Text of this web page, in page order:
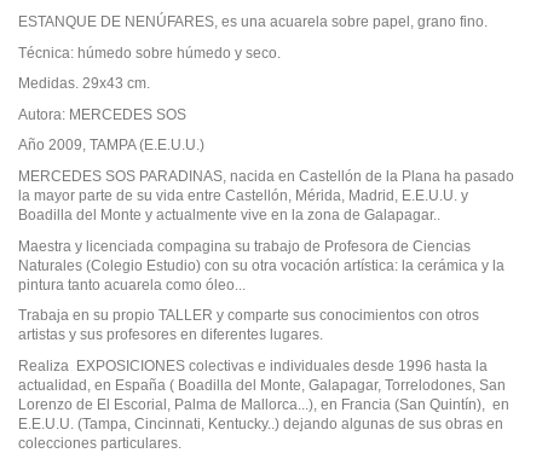
ESTANQUE DE NENÚFARES, es una acuarela sobre papel, grano fino.
Técnica: húmedo sobre húmedo y seco.
Medidas. 29x43 cm.
Autora: MERCEDES SOS
Año 2009, TAMPA (E.E.U.U.)
MERCEDES SOS PARADINAS, nacida en Castellón de la Plana ha pasado
la mayor parte de su vida entre Castellón, Mérida, Madrid, E.E.U.U. y
Boadilla del Monte y actualmente vive en la zona de Galapagar..
Maestra y licenciada compagina su trabajo de Profesora de Ciencias
Naturales (Colegio Estudio) con su otra vocación artística: la cerámica y la
pintura tanto acuarela como óleo...
Trabaja en su propio TALLER y comparte sus conocimientos con otros
artistas y sus profesores en diferentes lugares.
Realiza EXPOSICIONES colectivas e individuales desde 1996 hasta la
actualidad, en España ( Boadilla del Monte, Galapagar, Torrelodones, San
Lorenzo de El Escorial, Palma de Mallorca...), en Francia (San Quintín), en
E.E.U.U. (Tampa, Cincinnati, Kentucky..) dejando algunas de sus obras en
colecciones particulares.